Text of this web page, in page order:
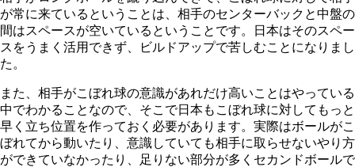
が常に来ているということは、相手のセンターバックと中盤の
間はスペースが空いているということです。日本はそのスペー
スをうまく活用できず、ビルドアップで苦しむことになりまし
た。
また、相手がこぼれ球の意識があれだけ高いことはやっている
中でわかることなので、そこで日本もこぼれ球に対してもっと
早く立ち位置を作っておく必要があります。実際はボールがこ
ぼれてから動いたり、意識していても相手に取らせないやり方
ができていなかったり、足りない部分が多くセカンドボールで